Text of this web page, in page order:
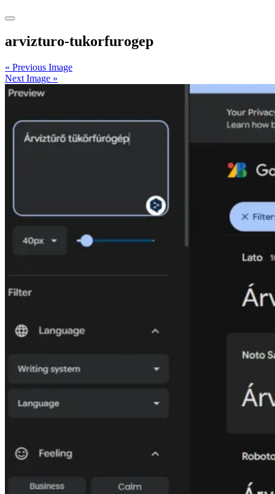
arvizturo-tukorfurogep
« Previous Image
Next Image »